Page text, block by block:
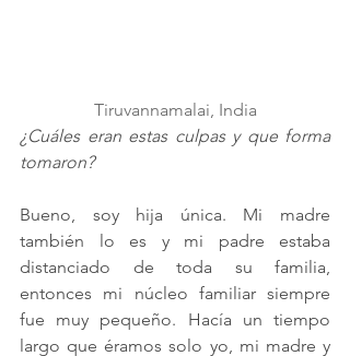
Tiruvannamalai, India
¿Cuáles eran estas culpas y que forma
tomaron?
Bueno, soy hija única. Mi madre
también lo es y mi padre estaba
distanciado de toda su familia,
entonces mi núcleo familiar siempre
fue muy pequeño. Hacía un tiempo
largo que éramos solo yo, mi madre y